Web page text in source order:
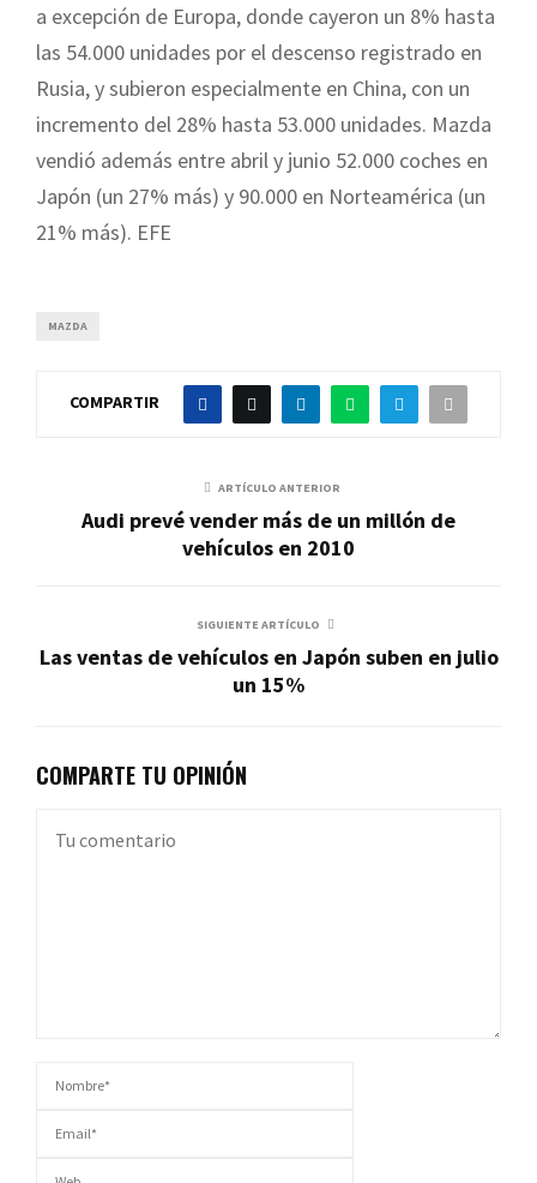
a excepción de Europa, donde cayeron un 8% hasta
las 54.000 unidades por el descenso registrado en
Rusia, y subieron especialmente en China, con un
incremento del 28% hasta 53.000 unidades. Mazda
vendió además entre abril y junio 52.000 coches en
Japón (un 27% más) y 90.000 en Norteamérica (un
21% más). EFE
MAZDA
COMPARTIR
ARTÍCULO ANTERIOR
Audi prevé vender más de un millón de
vehículos en 2010
SIGUIENTE ARTÍCULO
Las ventas de vehículos en Japón suben en julio
un 15%
COMPARTE TU OPINIÓN